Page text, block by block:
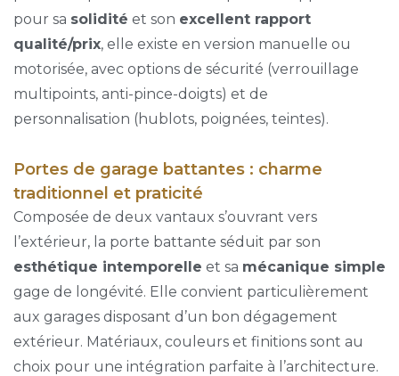
pour sa solidité et son excellent rapport
qualité/prix, elle existe en version manuelle ou
motorisée, avec options de sécurité (verrouillage
multipoints, anti-pince-doigts) et de
personnalisation (hublots, poignées, teintes).
Portes de garage battantes : charme
traditionnel et praticité
Composée de deux vantaux s’ouvrant vers
l’extérieur, la porte battante séduit par son
esthétique intemporelle et sa mécanique simple
gage de longévité. Elle convient particulièrement
aux garages disposant d’un bon dégagement
extérieur. Matériaux, couleurs et finitions sont au
choix pour une intégration parfaite à l’architecture.